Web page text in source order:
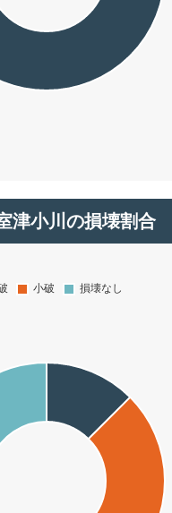
津小川の損壊割合